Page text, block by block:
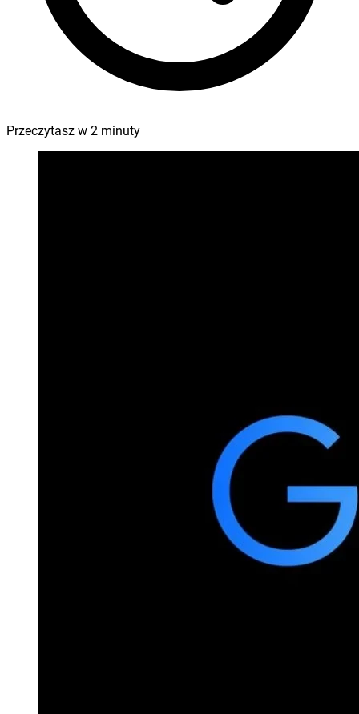
Przeczytasz w 2 minuty